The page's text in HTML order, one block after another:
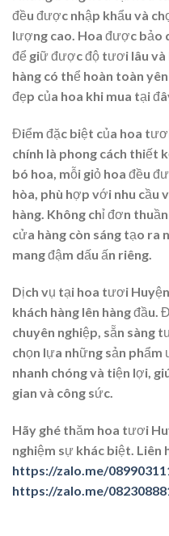
đều được nhập khẩu và
lượng cao. Hoa được bảo
để giữ được độ tươi lâu
hàng có thể hoàn toàn
đẹp của hoa khi mua tại
Điểm đặc biệt của hoa
chính là phong cách thiết
bó hoa, mỗi giỏ hoa đều
hòa, phù hợp với nhu cầu
hàng. Không chỉ đơn
cửa hàng còn sáng tạo ra
mang đậm dấu ấn riêng.
Dịch vụ tại hoa tươi
khách hàng lên hàng đầu.
chuyên nghiệp, sẵn sàng
chọn lựa những sản phẩm
nhanh chóng và tiện lợi,
gian và công sức.
Hãy ghé thăm hoa tươi
nghiệm sự khác biệt. Liên
https://zalo.me/
https://zalo.me/